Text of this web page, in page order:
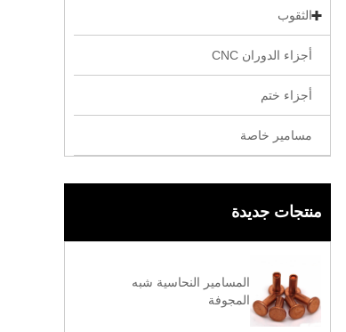
الثقوب
أجزاء الدوران CNC
أجزاء ختم
مسامير خاصة
منتجات جديدة
المسامير النحاسية شبه
المجوفة